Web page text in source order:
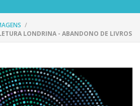
LONDRINA - ABANDONO DE LIVROS